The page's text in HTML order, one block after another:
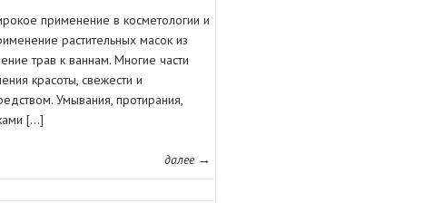
применение в косметологии и
растительных масок из
трав к ваннам. Многие части
красоты, свежести и
Умывания, протирания,
[…]
далее →